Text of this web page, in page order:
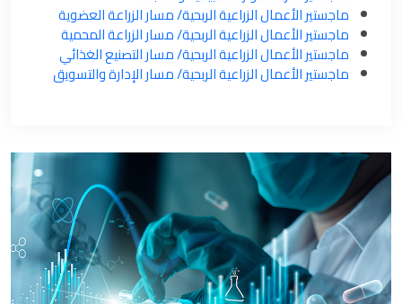
ماجستير الأعمال الزراعية الربحية/ مسار الزراعة العضوية
ماجستير الأعمال الزراعية الربحية/ مسار الزراعة المحمية
ماجستير الأعمال الزراعية الربحية/ مسار التصنيع الغذائي
ماجستير الأعمال الزراعية الربحية/ مسار الإدارة والتسويق